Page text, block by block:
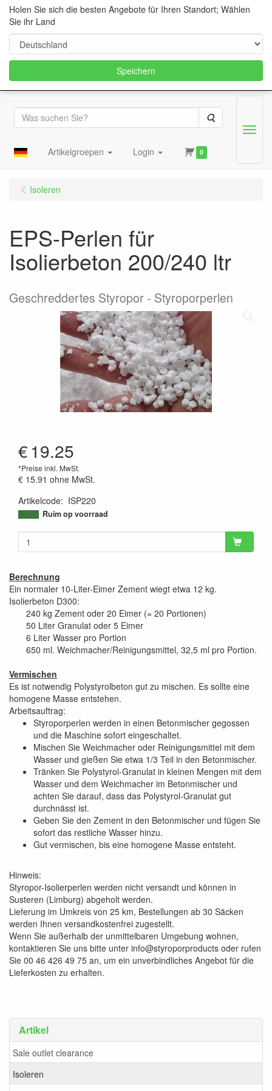
Suche
Artikelgroepen Login 0
Menu
Artikel
Sale outlet clearance
Isoleren
Isoleren
EPS-Perlen für
Isolierbeton 200/240 ltr
Geschreddertes Styropor - Styroporperlen
€19.25
*Preise inkl. MwSt.
€ 15.91 ohne MwSt.
Artikelcode: ISP220
Ruim op voorraad
Berechnung
Ein normaler 10-Liter-Eimer Zement wiegt etwa 12 kg.
Isolierbeton D300:
240 kg Zement oder 20 Eimer (= 20 Portionen)
50 Liter Granulat oder 5 Eimer
6 Liter Wasser pro Portion
650 ml. Weichmacher/Reinigungsmittel, 32,5 ml pro Portion.
Vermischen
Es ist notwendig Polystyrolbeton gut zu mischen. Es sollte eine
homogene Masse entstehen.
Arbeitsauftrag:
Styroporperlen werden in einen Betonmischer gegossen
und die Maschine sofort eingeschaltet.
Mischen Sie Weichmacher oder Reinigungsmittel mit dem
Wasser und gießen Sie etwa 1/3 Teil in den Betonmischer.
Tränken Sie Polystyrol-Granulat in kleinen Mengen mit dem
Wasser und dem Weichmacher im Betonmischer und
achten Sie darauf, dass das Polystyrol-Granulat gut
durchnässt ist.
Geben Sie den Zement in den Betonmischer und fügen Sie
sofort das restliche Wasser hinzu.
Gut vermischen, bis eine homogene Masse entsteht.
Hinweis:
Styropor-Isolierperlen werden nicht versandt und können in
Susteren (Limburg) abgeholt werden.
Lieferung im Umkreis von 25 km, Bestellungen ab 30 Säcken
werden Ihnen versandkostenfrei zugestellt.
Wenn Sie außerhalb der unmittelbaren Umgebung wohnen,
kontaktieren Sie uns bitte unter info@styroporproducts oder rufen
Sie 00 46 426 49 75 an, um ein unverbindliches Angebot für die
Lieferkosten zu erhalten.
Holen Sie sich die besten Angebote für Ihren Standort; Wählen
Sie ihr Land
Speichern